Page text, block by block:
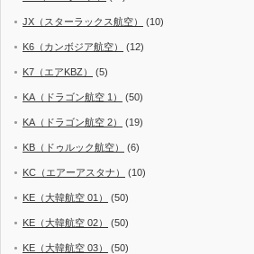
JX（スターラックス航空） (10)
K6（カンボジア航空） (12)
K7（エアKBZ） (5)
KA（ドラゴン航空 1） (50)
KA（ドラゴン航空 2） (19)
KB（ドゥルック航空） (6)
KC（エアーアスタナ） (10)
KE（大韓航空 01） (50)
KE（大韓航空 02） (50)
KE（大韓航空 03） (50)